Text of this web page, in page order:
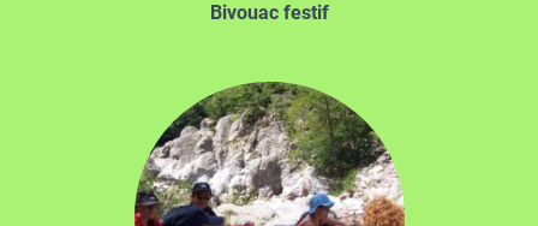
Bivouac festif